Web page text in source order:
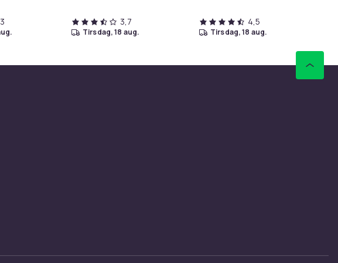
3,7
tirsdag, 18 aug.
4,5
tirsdag, 18 aug.